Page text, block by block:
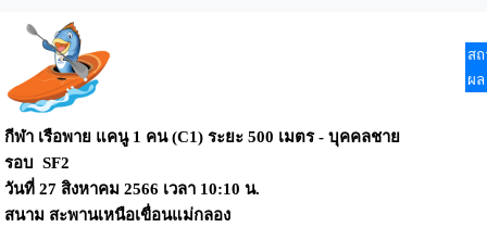
ส
ผล
กีฬา เรือพาย แคนู 1 คน (C1) ระยะ 500 เมตร - บุคคลชาย
รอบ SF2
วันที่ 27 สิงหาคม 2566 เวลา 10:10 น.
สนาม สะพานเหนือเขื่อนแม่กลอง